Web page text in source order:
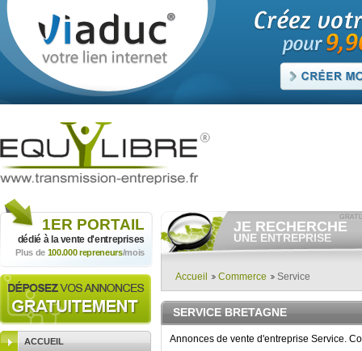
1ER PORTAIL
dédié à la vente d'entreprises
Plus de 100.000 repreneurs/mois
ACCUEIL
JE RECHERCHE
UNE ENTREPRISE
Consulter gratuitementles
vendre.
Et/ou déposergratuitement
votre recherche d'entreprise.
RECHERCHER UNE
ANNONCE
Accueil Commerce Service
SERVICE BRETAGNE
Annonces de vente d'entreprise Service.